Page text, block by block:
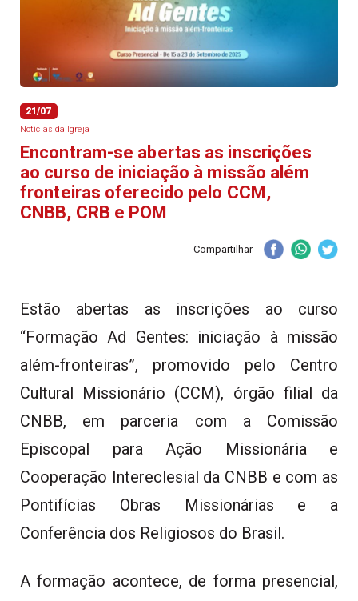
21/07
Notícias da Igreja
Encontram-se abertas as inscrições
ao curso de iniciação à missão além
fronteiras oferecido pelo CCM,
CNBB, CRB e POM
Compartilhar
Estão abertas as inscrições ao curso
“Formação Ad Gentes: iniciação à missão
além-fronteiras”, promovido pelo Centro
Cultural Missionário (CCM), órgão filial da
CNBB, em parceria com a Comissão
Episcopal para Ação Missionária e
Cooperação Intereclesial da CNBB e com as
Pontifícias Obras Missionárias e a
Conferência dos Religiosos do Brasil.
A formação acontece, de forma presencial,